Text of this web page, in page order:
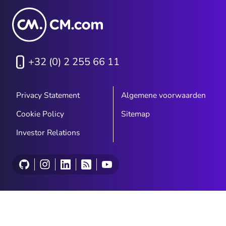
+32 (0) 2 255 66 11
Privacy Statement
Algemene voorwaarden
Cookie Policy
Sitemap
Investor Relations